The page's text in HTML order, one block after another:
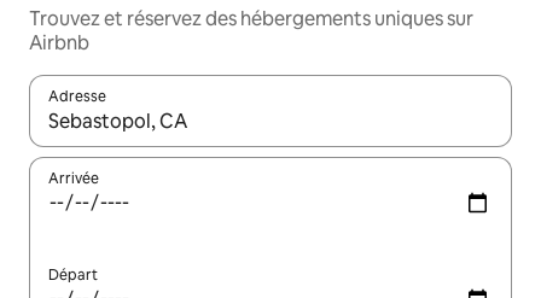
Trouvez et réservez des hébergements uniques sur
Airbnb
Adresse
Lorsque les résultats s'affichent, utilisez les flèches vers le
Arrivée
Départ